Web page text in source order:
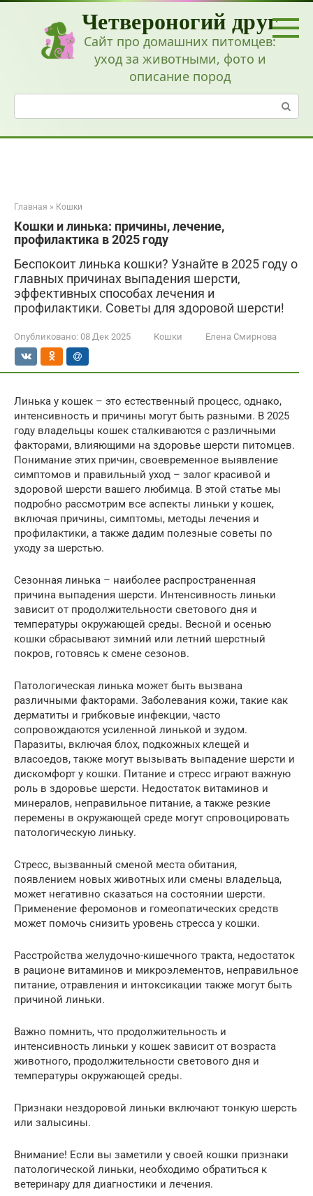
Перейти
Четвероногий друг
Сайт про домашних питомцев:
уход за животными, фото и
описание пород
Поиск:
Главная » Кошки
Кошки и линька: причины, лечение,
профилактика в 2025 году
Беспокоит линька кошки? Узнайте в 2025 году о
главных причинах выпадения шерсти,
эффективных способах лечения и
профилактики. Советы для здоровой шерсти!
Опубликовано: 08 Дек 2025 Кошки Елена Смирнова
Линька у кошек – это естественный процесс, однако,
интенсивность и причины могут быть разными. В 2025
году владельцы кошек сталкиваются с различными
факторами, влияющими на здоровье шерсти питомцев.
Понимание этих причин, своевременное выявление
симптомов и правильный уход – залог красивой и
здоровой шерсти вашего любимца. В этой статье мы
подробно рассмотрим все аспекты линьки у кошек,
включая причины, симптомы, методы лечения и
профилактики, а также дадим полезные советы по
уходу за шерстью.
Сезонная линька – наиболее распространенная
причина выпадения шерсти. Интенсивность линьки
зависит от продолжительности светового дня и
температуры окружающей среды. Весной и осенью
кошки сбрасывают зимний или летний шерстный
покров, готовясь к смене сезонов.
Патологическая линька может быть вызвана
различными факторами. Заболевания кожи, такие как
дерматиты и грибковые инфекции, часто
сопровождаются усиленной линькой и зудом.
Паразиты, включая блох, подкожных клещей и
власоедов, также могут вызывать выпадение шерсти и
дискомфорт у кошки. Питание и стресс играют важную
роль в здоровье шерсти. Недостаток витаминов и
минералов, неправильное питание, а также резкие
перемены в окружающей среде могут спровоцировать
патологическую линьку.
Стресс, вызванный сменой места обитания,
появлением новых животных или смены владельца,
может негативно сказаться на состоянии шерсти.
Применение феромонов и гомеопатических средств
может помочь снизить уровень стресса у кошки.
Расстройства желудочно-кишечного тракта, недостаток
в рационе витаминов и микроэлементов, неправильное
питание, отравления и интоксикации также могут быть
причиной линьки.
Важно помнить, что продолжительность и
интенсивность линьки у кошек зависит от возраста
животного, продолжительности светового дня и
температуры окружающей среды.
Признаки нездоровой линьки включают тонкую шерсть
или залысины.
Внимание! Если вы заметили у своей кошки признаки
патологической линьки, необходимо обратиться к
ветеринару для диагностики и лечения.